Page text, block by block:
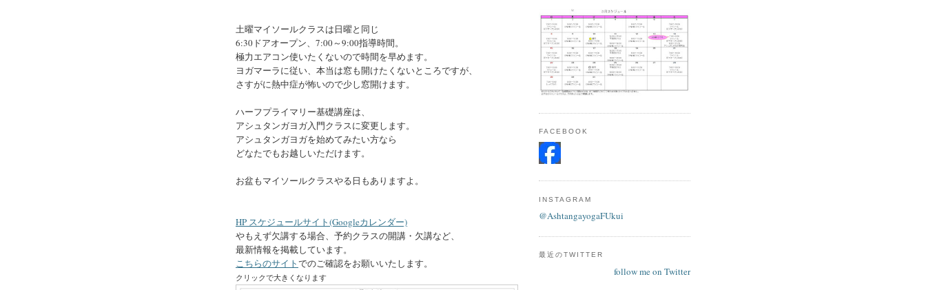
土曜マイソールクラスは日曜と同じ
6:30ドアオープン、7:00～9:00指導時間。
極力エアコン使いたくないので時間を早めます。
ヨガマーラに従い、本当は窓も開けたくないところですが、
さすがに熱中症が怖いので少し窓開けます。
ハーフプライマリー基礎講座は、
アシュタンガヨガ入門クラスに変更します。
アシュタンガヨガを始めてみたい方なら
どなたでもお越しいただけます。
お盆もマイソールクラスやる日もありますよ。
HP スケジュールサイト(Googleカレンダー)
やもえず欠講する場合、予約クラスの開講・欠講など、
最新情報を掲載しています。
こちらのサイトでのご確認をお願いいたします。
クリックで大きくなります
FACEBOOK
INSTAGRAM
@AshtangayogaFUkui
最近のTWITTER
follow me on Twitter